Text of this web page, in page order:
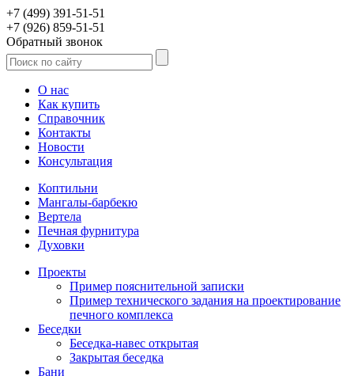
+7 (499) 391-51-51
+7 (926) 859-51-51
Обратный звонок
О нас
Как купить
Справочник
Контакты
Новости
Консультация
Коптильни
Мангалы-барбекю
Вертела
Печная фурнитура
Духовки
Проекты
Пример пояснительной записки
Пример технического задания на проектирование
печного комплекса
Беседки
Беседка-навес открытая
Закрытая беседка
Бани